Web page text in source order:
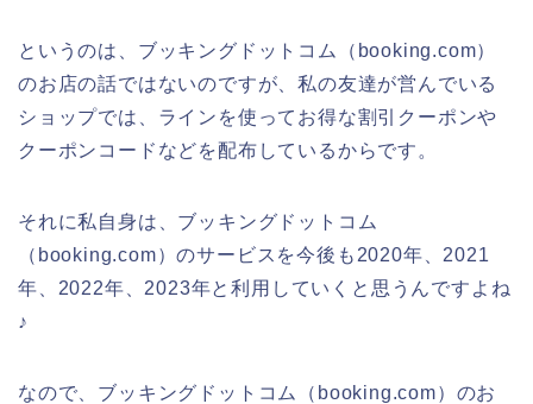
というのは、ブッキングドットコム（booking.com）
のお店の話ではないのですが、私の友達が営んでいる
ショップでは、ラインを使ってお得な割引クーポンや
クーポンコードなどを配布しているからです。
それに私自身は、ブッキングドットコム
（booking.com）のサービスを今後も2020年、2021
年、2022年、2023年と利用していくと思うんですよね
♪
なので、ブッキングドットコム（booking.com）のお